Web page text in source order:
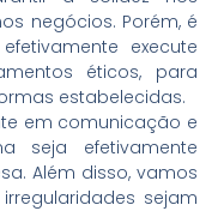
negócios. Porém, é
execute
éticos, para
estabelecidas.
em comunicação e
seja efetivamente
Além disso, vamos
sejam